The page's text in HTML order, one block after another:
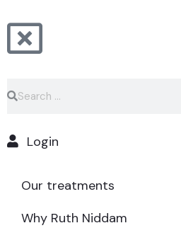
Login
Our treatments
Why Ruth Niddam